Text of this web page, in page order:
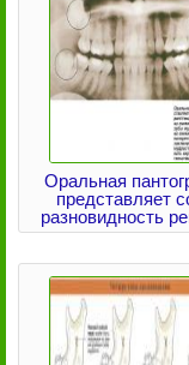
Оральная
представляет
разновидность